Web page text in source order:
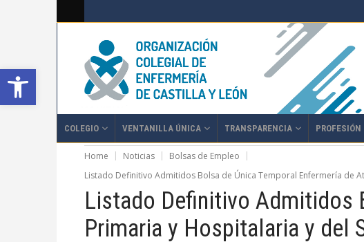
Abrir barra de herramientas
COLEGIO VENTANILLA ÚNICA TRANSPARENCIA PROFESIÓN
Home Noticias
Bolsas de Empleo
Listado Definitivo Admitidos Bolsa de Única Temporal Enfermería de
Listado Definitivo Admitidos
Primaria y Hospitalaria y del